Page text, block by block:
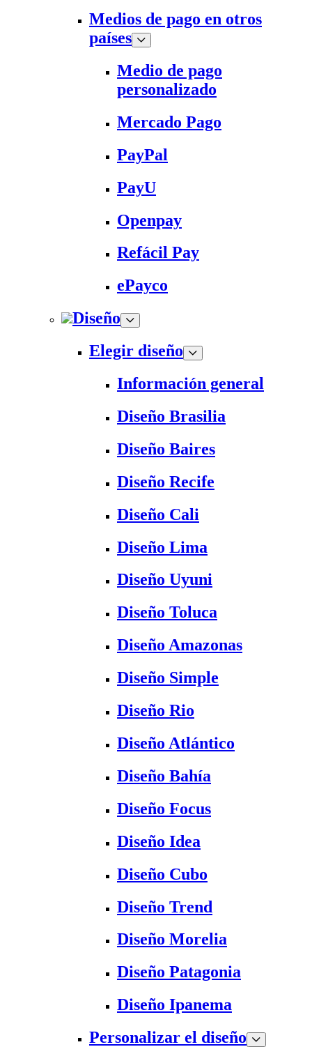
Medios de pago en otros
países
Medio de pago
personalizado
Mercado Pago
PayPal
PayU
Openpay
Refácil Pay
ePayco
Diseño
Elegir diseño
Información general
Diseño Brasilia
Diseño Baires
Diseño Recife
Diseño Cali
Diseño Lima
Diseño Uyuni
Diseño Toluca
Diseño Amazonas
Diseño Simple
Diseño Rio
Diseño Atlántico
Diseño Bahía
Diseño Focus
Diseño Idea
Diseño Cubo
Diseño Trend
Diseño Morelia
Diseño Patagonia
Diseño Ipanema
Personalizar el diseño